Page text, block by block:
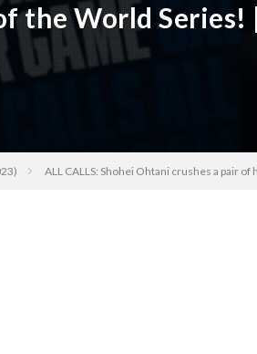
the World Series!
ALL CALLS: Shohei Ohtani crushes a pair